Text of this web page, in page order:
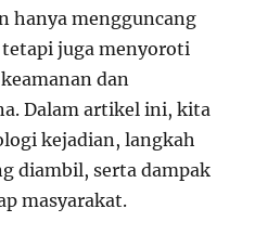
hanya mengguncang
juga menyoroti
dan
Dalam artikel ini, kita
kejadian, langkah
diambil, serta dampak
masyarakat.